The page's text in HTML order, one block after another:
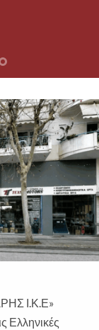
Ι.Κ.Ε»
Ελληνικές